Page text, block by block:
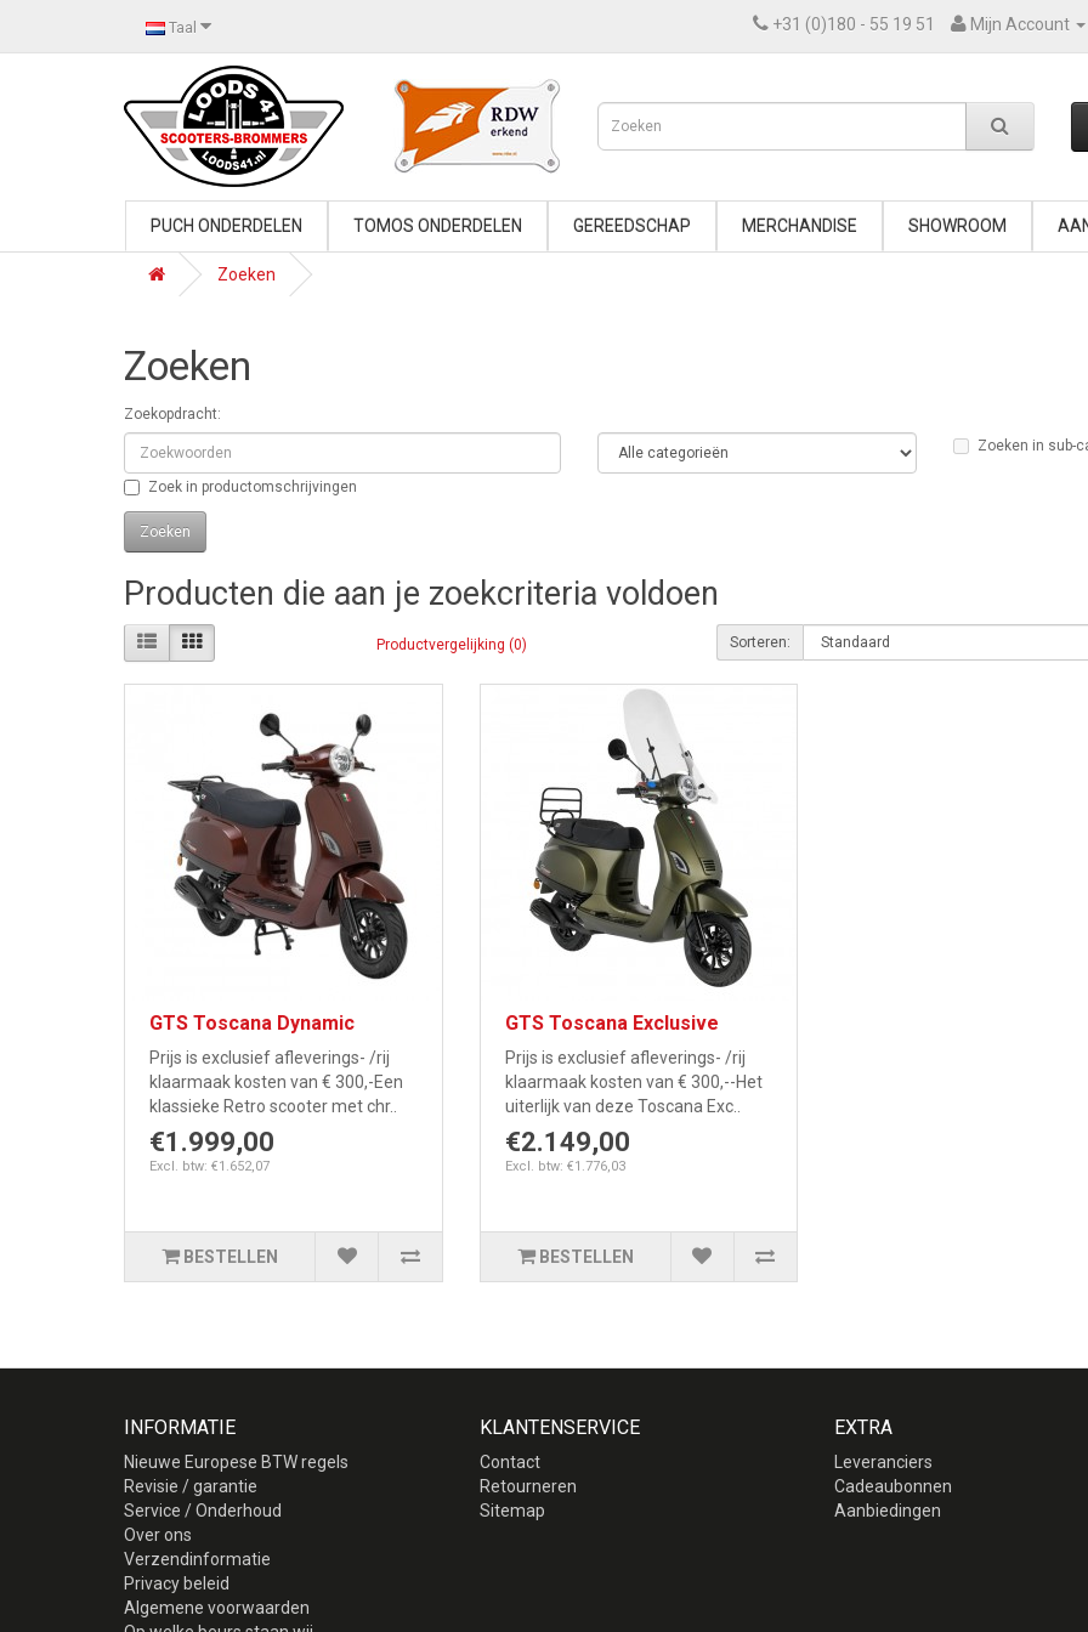
Taal +31 (0)180 - 55 19 51 Mijn Account
PUCH ONDERDELEN TOMOS ONDERDELEN GEREEDSCHAP MERCHANDISE SHOWROOM
Zoeken
Zoeken
Zoekopdracht:
Zoeken in sub-
Zoek in productomschrijvingen
Producten die aan je zoekcriteria voldoen
Productvergelijking (0) Sorteren:
GTS Toscana Dynamic
Prijs is exclusief afleverings- /rij
klaarmaak kosten van € 300,-Een
klassieke Retro scooter met chr..
€1.999,00
Excl. btw: €1.652,07
BESTELLEN
GTS Toscana Exclusive
Prijs is exclusief afleverings- /rij
klaarmaak kosten van € 300,--Het
uiterlijk van deze Toscana Exc..
€2.149,00
Excl. btw: €1.776,03
BESTELLEN
INFORMATIE
Nieuwe Europese BTW regels
Revisie / garantie
Service / Onderhoud
Over ons
Verzendinformatie
Privacy beleid
Algemene voorwaarden
KLANTENSERVICE
Contact
Retourneren
Sitemap
EXTRA
Leveranciers
Cadeaubonnen
Aanbiedingen